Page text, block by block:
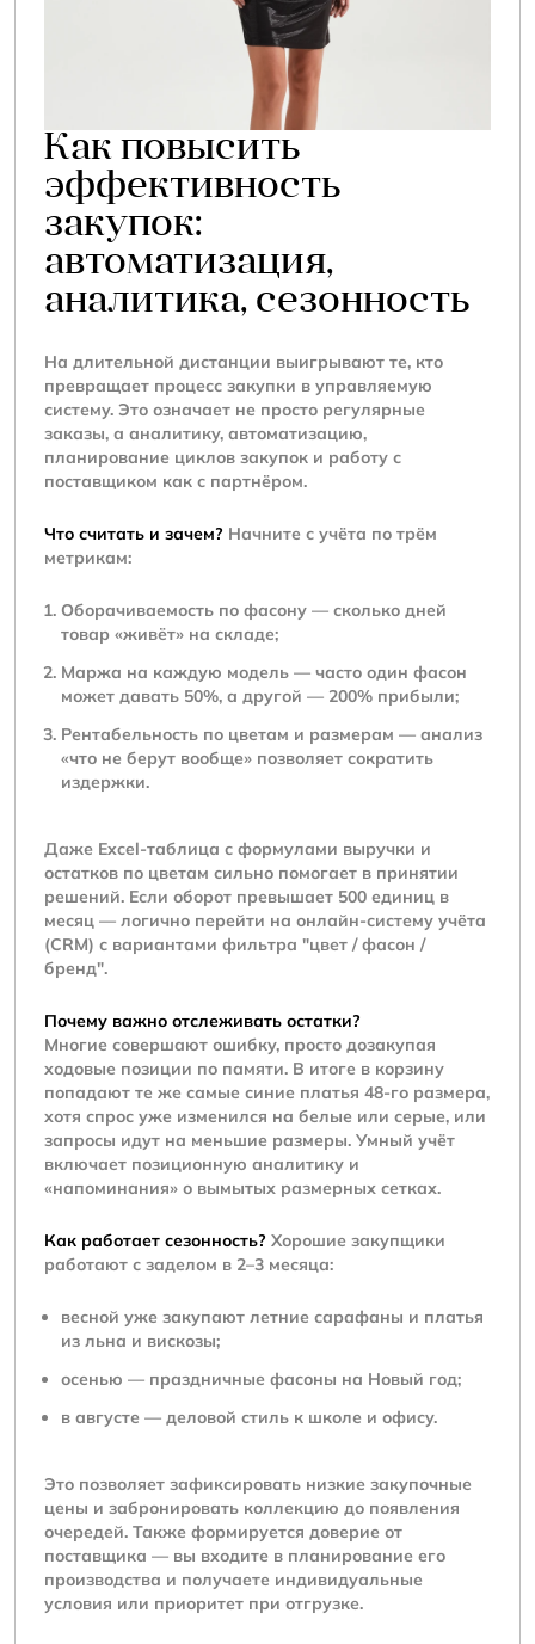
Как повысить
эффективность
закупок:
автоматизация,
аналитика, сезонность
На длительной дистанции выигрывают те, кто
превращает процесс закупки в управляемую
систему. Это означает не просто регулярные
заказы, а аналитику, автоматизацию,
планирование циклов закупок и работу с
поставщиком как с партнёром.
Что считать и зачем? Начните с учёта по трём
метрикам:
Оборачиваемость по фасону — сколько дней
товар «живёт» на складе;
Маржа на каждую модель — часто один фасон
может давать 50%, а другой — 200% прибыли;
Рентабельность по цветам и размерам — анализ
«что не берут вообще» позволяет сократить
издержки.
Даже Excel-таблица с формулами выручки и
остатков по цветам сильно помогает в принятии
решений. Если оборот превышает 500 единиц в
месяц — логично перейти на онлайн-систему учёта
(CRM) с вариантами фильтра "цвет / фасон /
бренд".
Почему важно отслеживать остатки?
Многие совершают ошибку, просто дозакупая
ходовые позиции по памяти. В итоге в корзину
попадают те же самые синие платья 48-го размера,
хотя спрос уже изменился на белые или серые, или
запросы идут на меньшие размеры. Умный учёт
включает позиционную аналитику и
«напоминания» о вымытых размерных сетках.
Как работает сезонность? Хорошие закупщики
работают с заделом в 2–3 месяца:
весной уже закупают летние сарафаны и платья
из льна и вискозы;
осенью — праздничные фасоны на Новый год;
в августе — деловой стиль к школе и офису.
Это позволяет зафиксировать низкие закупочные
цены и забронировать коллекцию до появления
очередей. Также формируется доверие от
поставщика — вы входите в планирование его
производства и получаете индивидуальные
условия или приоритет при отгрузке.